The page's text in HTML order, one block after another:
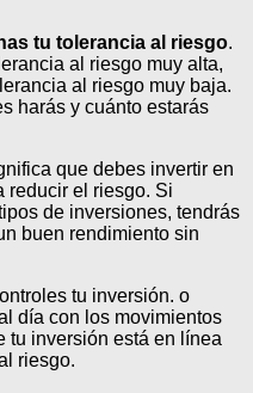
tu tolerancia al riesgo.
al riesgo muy alta,
al riesgo muy baja.
harás y cuánto estarás
que debes invertir en
reducir el riesgo. Si
de inversiones, tendrás
buen rendimiento sin
tu inversión. o
día con los movimientos
tu inversión está en línea
riesgo.